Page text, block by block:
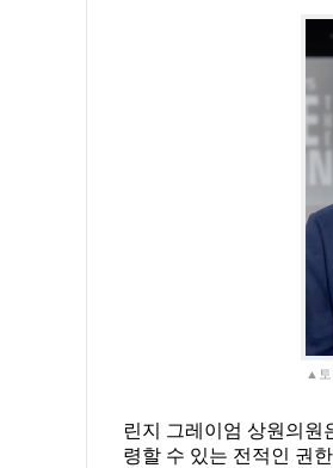
▲토
린지 그레이엄 상원의원
령할 수 있는 전적인 권